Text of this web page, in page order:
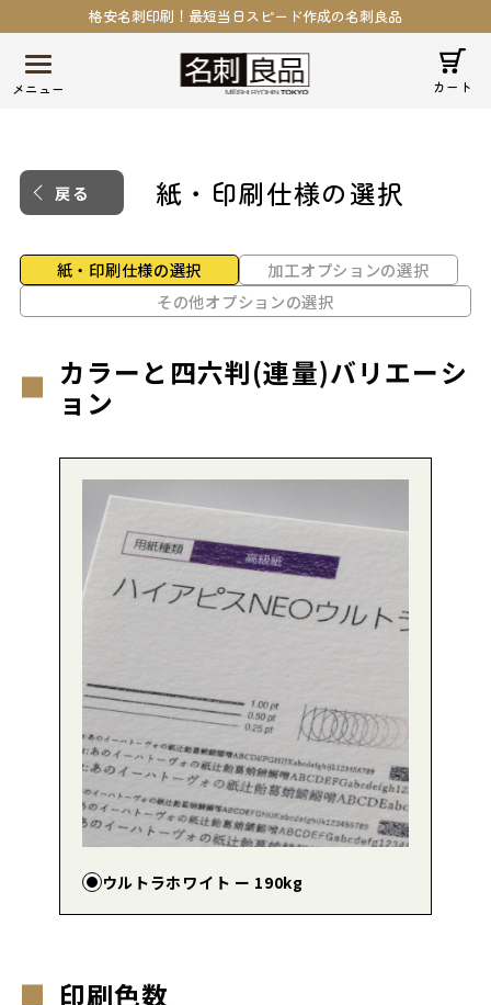
格安名刺印刷！最短当日スピード作成の名刺良品
カート
戻る 紙・印刷仕様の選択
紙・印刷仕様の選択
加工オプションの選択
その他オプションの選択
カラーと四六判(連量)バリエーシ
ョン
ウルトラホワイト ー 190kg
印刷色数